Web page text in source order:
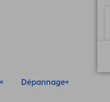
Dépannage